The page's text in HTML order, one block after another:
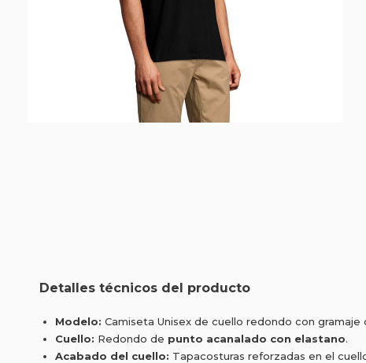
Detalles técnicos del producto
Modelo: Camiseta Unisex de cuello redondo con gramaje
Cuello: Redondo de punto acanalado con elastano.
Acabado del cuello: Tapacosturas reforzadas en el